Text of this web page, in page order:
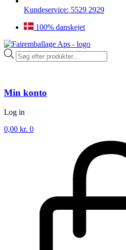
Kundeservice: 5529 2929
100% danskejet
Products
search
Min konto
Log in
0,00 kr. 0